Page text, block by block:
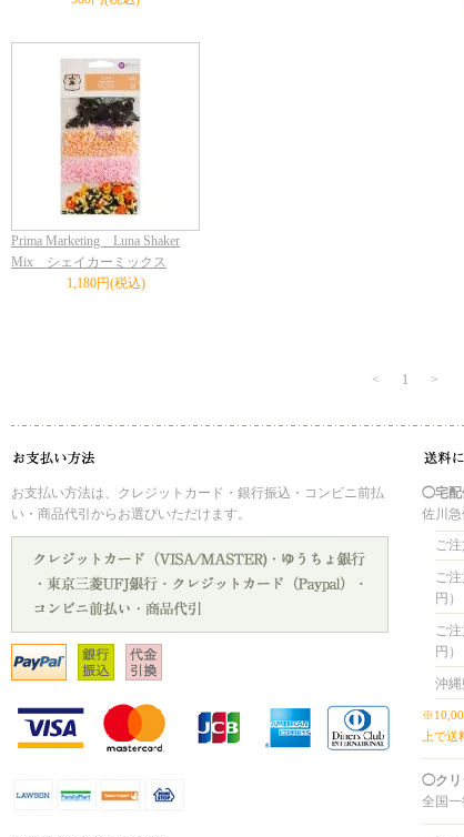
Prima Marketing Luna Shaker
Mix シェイカーミックス
1,180円(税込)
< 1 >
お支払い方法は、クレジットカード・銀行振込・コンビニ前払
い・商品代引からお選びいただけます。
◯宅配
佐川
ご
ご
円）
ご
円）
沖
上で送
◯クリ
全国